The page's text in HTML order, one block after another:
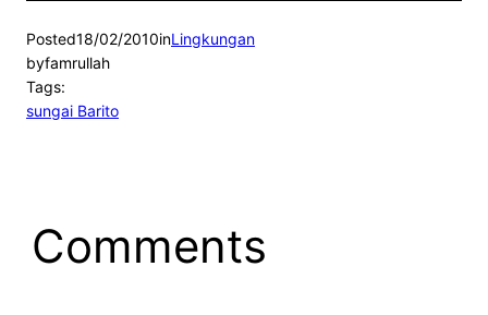
Posted18/02/2010inLingkungan
byfamrullah
Tags:
sungai Barito
Comments